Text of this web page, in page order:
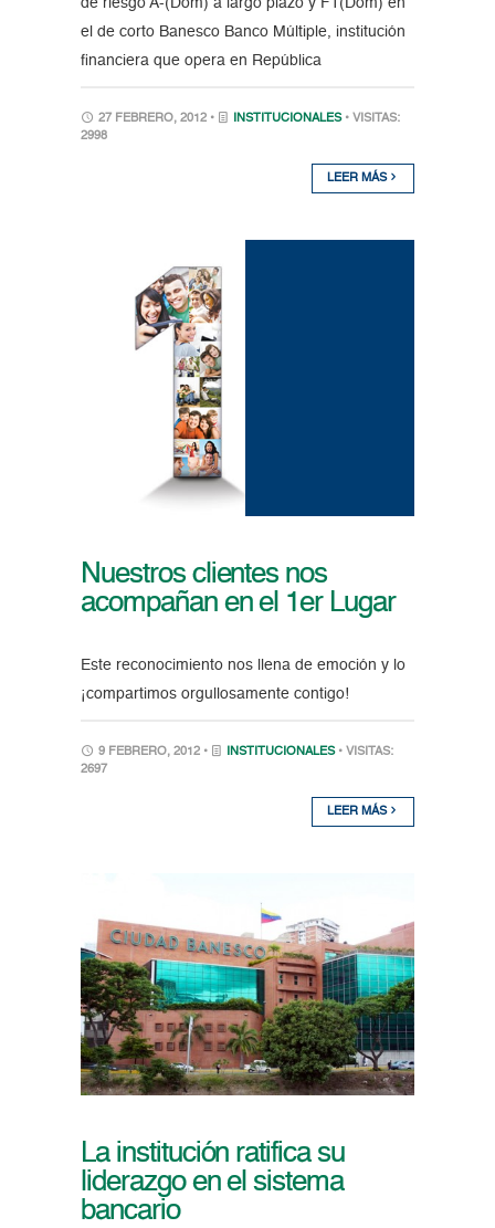
de riesgo A-(Dom) a largo plazo y F1(Dom) en
el de corto Banesco Banco Múltiple, institución
financiera que opera en República
27 FEBRERO, 2012 • INSTITUCIONALES • VISITAS:
2998
LEER MÁS
Nuestros clientes nos
acompañan en el 1er Lugar
Este reconocimiento nos llena de emoción y lo
¡compartimos orgullosamente contigo!
9 FEBRERO, 2012 • INSTITUCIONALES • VISITAS:
2697
LEER MÁS
La institución ratifica su
liderazgo en el sistema
bancario